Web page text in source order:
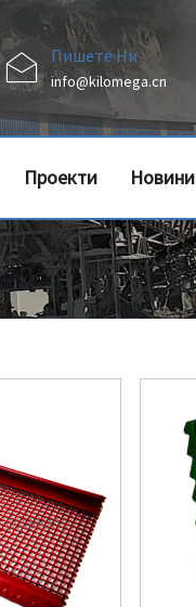
Пишете Ни
info@kilomega.cn
Проекти Новини